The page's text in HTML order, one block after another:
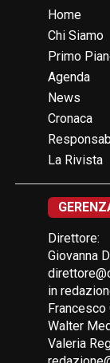
Home
Chi Siamo
Primo
Agenda
News
Cronaca
La Rivista
Direttore:
Giovanna
in
Francesco
Walter
Valeria